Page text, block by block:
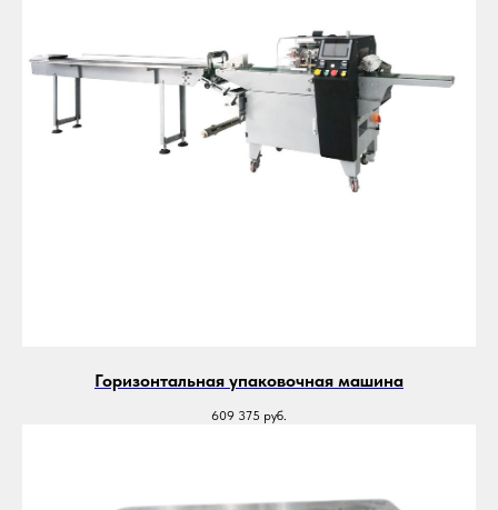
Горизонтальная упаковочная машина
609 375 руб.